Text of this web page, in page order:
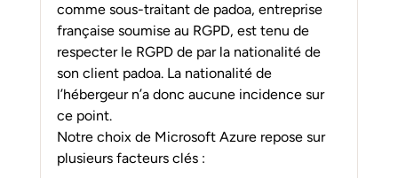
comme sous-traitant de padoa, entreprise
française soumise au RGPD, est tenu de
respecter le RGPD de par la nationalité de
son client padoa. La nationalité de
l’hébergeur n’a donc aucune incidence sur
ce point.
Notre choix de Microsoft Azure repose sur
plusieurs facteurs clés :